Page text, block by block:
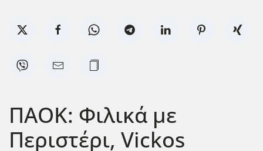
ΠΑΟΚ: Φιλικά με
Περιστέρι, Vickos